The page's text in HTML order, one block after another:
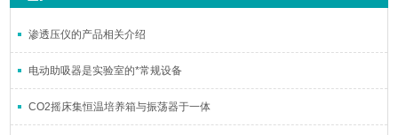
渗透压仪的产品相关介绍
电动助吸器是实验室的*常规设备
CO2摇床集恒温培养箱与振荡器于一体